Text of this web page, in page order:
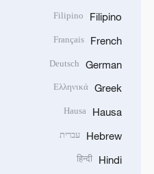
Filipino
Filipino
French
Français
German
Deutsch
Greek
Ελληνικά
Hausa
Hausa
Hebrew עברית
Hindi
हिन्दी